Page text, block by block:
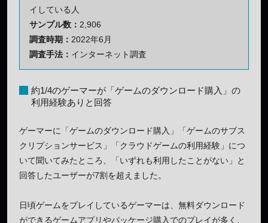
イしている人
サンプル数： 2,906
調査時期： 2022年6月
調査手法： インターネット調査
約1/4のゲーマーが「ゲームのダウンロード購入」の
利用経験ありと回答
ゲーマーに「ゲームのダウンロード購入」「ゲームのサブス
クリプションサービス」「クラウドゲームの利用経験」につ
いて聞いてみたところ、「いずれも利用したことがない」と
回答したユーザーが7割を超えました。
日頃ゲームをプレイしているゲーマーは、無料ダウンロード
ができるゲームアプリやパッケージ購入でのプレイが多く、